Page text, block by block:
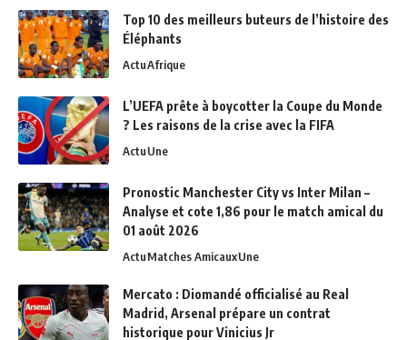
Top 10 des meilleurs buteurs de l’histoire des
Éléphants
ActuAfrique
L’UEFA prête à boycotter la Coupe du Monde
? Les raisons de la crise avec la FIFA
ActuUne
Pronostic Manchester City vs Inter Milan –
Analyse et cote 1,86 pour le match amical du
01 août 2026
ActuMatches AmicauxUne
Mercato : Diomandé officialisé au Real
Madrid, Arsenal prépare un contrat
historique pour Vinicius Jr